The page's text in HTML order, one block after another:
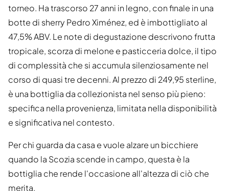
torneo. Ha trascorso 27 anni in legno, con finale in una
botte di sherry Pedro Ximénez, ed è imbottigliato al
47,5% ABV. Le note di degustazione descrivono frutta
tropicale, scorza di melone e pasticceria dolce, il tipo
di complessità che si accumula silenziosamente nel
corso di quasi tre decenni. Al prezzo di 249,95 sterline,
è una bottiglia da collezionista nel senso più pieno:
specifica nella provenienza, limitata nella disponibilità
e significativa nel contesto.
Per chi guarda da casa e vuole alzare un bicchiere
quando la Scozia scende in campo, questa è la
bottiglia che rende l'occasione all'altezza di ciò che
merita.